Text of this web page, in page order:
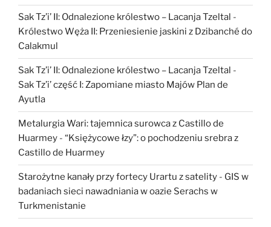
Sak Tz’i’ II: Odnalezione królestwo – Lacanja Tzeltal -
Królestwo Węża II: Przeniesienie jaskini z Dzibanché do
Calakmul
Sak Tz’i’ II: Odnalezione królestwo – Lacanja Tzeltal -
Sak Tz’i’ część I: Zapomiane miasto Majów Plan de
Ayutla
Metalurgia Wari: tajemnica surowca z Castillo de
Huarmey - “Księżycowe łzy”: o pochodzeniu srebra z
Castillo de Huarmey
Starożytne kanały przy fortecy Urartu z satelity - GIS w
badaniach sieci nawadniania w oazie Serachs w
Turkmenistanie